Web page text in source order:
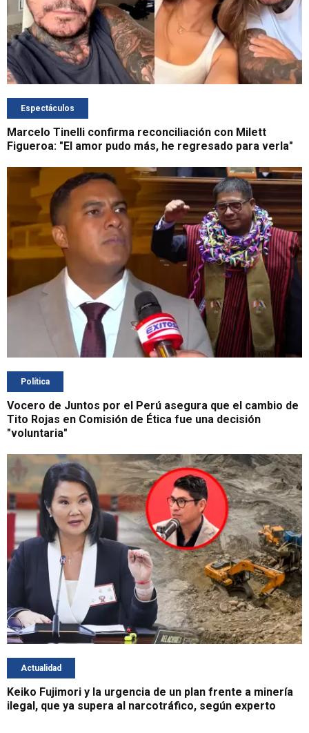
Espectáculos
Marcelo Tinelli confirma reconciliación con Milett
Figueroa: "El amor pudo más, he regresado para verla"
Política
Vocero de Juntos por el Perú asegura que el cambio de
Tito Rojas en Comisión de Ética fue una decisión
"voluntaria"
Actualidad
Keiko Fujimori y la urgencia de un plan frente a minería
ilegal, que ya supera al narcotráfico, según experto